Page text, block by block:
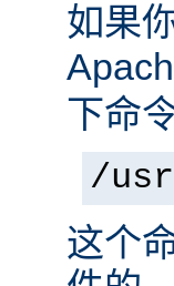
如果
下命
/
这个